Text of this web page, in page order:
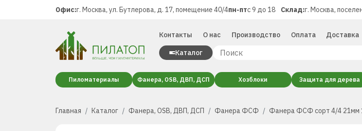
Офис:г. Москва, ул. Бутлерова, д. 17, помещение 40/4пн-птс 9 до 18 Склад:г. Москва,
Контакты О нас Производство Оплата Доставка
Каталог
Пиломатериалы Фанера, OSB, ДВП, ДСП Хозблоки Защита для дерева
Главная Каталог Фанера, OSB, ДВП, ДСП Фанера ФСФ Фанера ФСФ сорт 4/4 21мм